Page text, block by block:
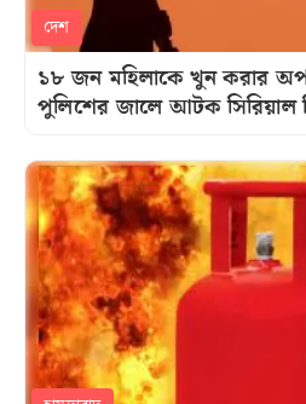
দেশ
১৮ জন মহিলাকে খুন করার
পুলিশের জালে আটক সিরিয়াল